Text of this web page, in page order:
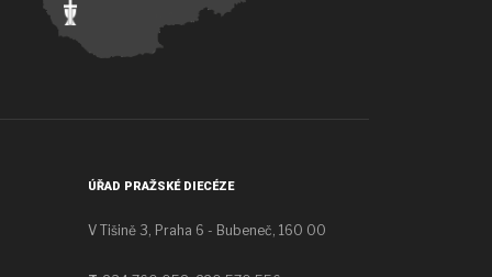
ÚŘAD PRAŽSKÉ DIECÉZE
V Tišině 3, Praha 6 - Bubeneč, 160 00